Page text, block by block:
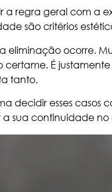
a regra geral com a
são critérios
eliminação ocorre.
certame. É
tanto.
decidir esses
sua continuidade no